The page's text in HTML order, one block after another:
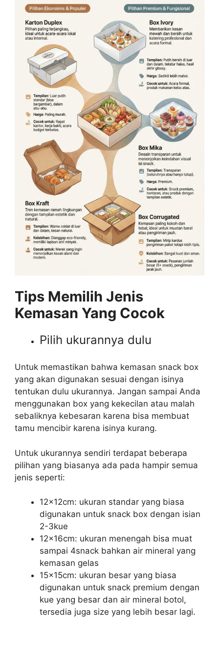
Tips Memilih Jenis
Kemasan Yang Cocok
Pilih ukurannya dulu
Untuk memastikan bahwa kemasan snack box
yang akan digunakan sesuai dengan isinya
tentukan dulu ukurannya. Jangan sampai Anda
menggunakan box yang kekecilan atau malah
sebaliknya kebesaran karena bisa membuat
tamu mencibir karena isinya kurang.
Untuk ukurannya sendiri terdapat beberapa
pilihan yang biasanya ada pada hampir semua
jenis seperti:
12x12cm: ukuran standar yang biasa
digunakan untuk snack box dengan isian
2-3kue
12x16cm: ukuran menengah bisa muat
sampai 4snack bahkan air mineral yang
kemasan gelas
15x15cm: ukuran besar yang biasa
digunakan untuk snack premium dengan
kue yang besar dan air mineral botol,
tersedia juga size yang lebih besar lagi.